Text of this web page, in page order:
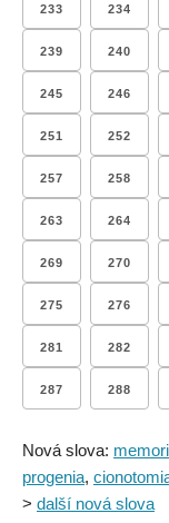
233 234
239 240
245 246
251 252
257 258
263 264
269 270
275 276
281 282
287 288
Nová slova:
progenia,
> další nová slova